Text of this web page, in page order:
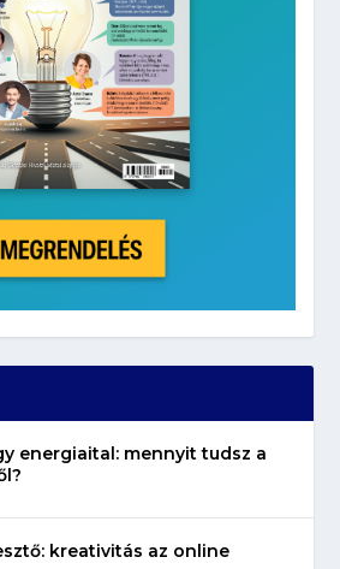
energiaital: mennyit tudsz a
kreativitás az online